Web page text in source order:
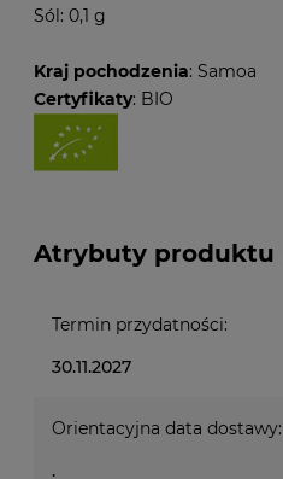
Sól: 0,1 g
Kraj pochodzenia: Samoa
Certyfikaty: BIO
Atrybuty produktu
Termin przydatności:
30.11.2027
Orientacyjna data dostawy:
.